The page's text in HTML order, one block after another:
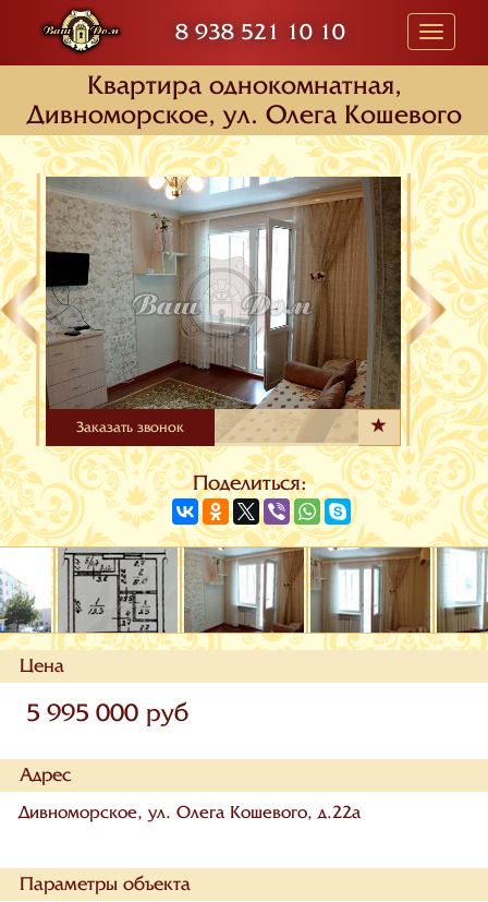
8 938 521 10 10
Toggle
Квартира oднокомнатная,
Дивноморское, ул. Олега Кошевого
Заказать звонок
Поделиться:
Цена
5 995 000 руб
Адрес
Дивноморское, ул. Олега Кошевого, д.22а
Параметры объекта